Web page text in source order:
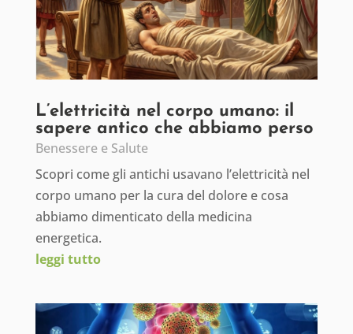
L’elettricità nel corpo umano: il
sapere antico che abbiamo perso
Benessere e Salute
Scopri come gli antichi usavano l’elettricità nel
corpo umano per la cura del dolore e cosa
abbiamo dimenticato della medicina
energetica.
leggi tutto